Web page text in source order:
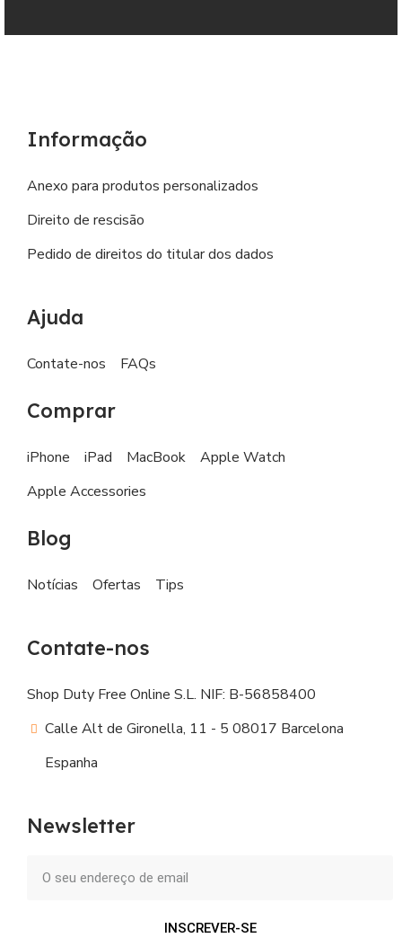
Informação
Anexo para produtos personalizados
Direito de rescisão
Pedido de direitos do titular dos dados
Ajuda
Contate-nos FAQs
Comprar
iPhone iPad MacBook
Apple Watch
Apple Accessories
Blog
Notícias Ofertas Tips
Contate-nos
Shop Duty Free Online S.L. NIF: B-56858400
Calle Alt de Gironella, 11 - 5 08017 Barcelona
Espanha
Newsletter
INSCREVER-SE